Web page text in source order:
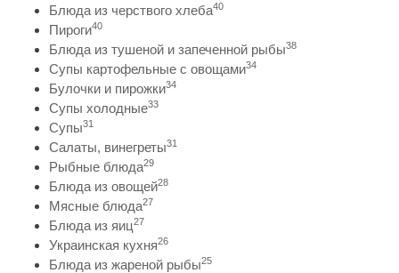
Блюда из черствого хлеба40
Пироги40
Блюда из тушеной и запеченной рыбы38
Супы картофельные с овощами34
Булочки и пирожки34
Супы холодные33
Супы31
Салаты, винегреты31
Рыбные блюда29
Блюда из овощей28
Мясные блюда27
Блюда из яиц27
Украинская кухня26
Блюда из жареной рыбы25